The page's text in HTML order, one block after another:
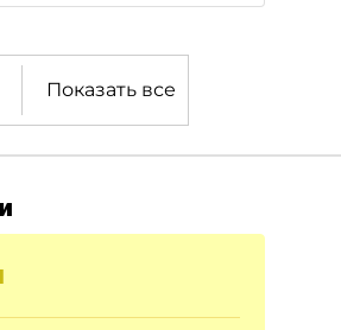
до апреля 2020
Показать все